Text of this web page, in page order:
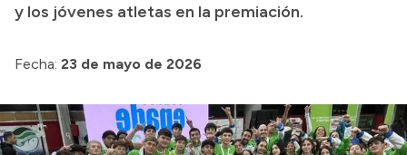
Intranet
y los jóvenes atletas en la premiación.
Fecha: 23 de mayo de 2026